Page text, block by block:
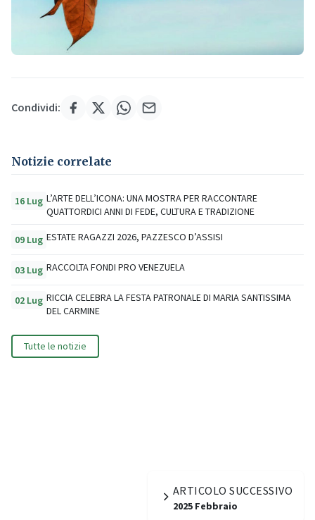
Condividi:
Notizie correlate
16 Lug L’ARTE DELL’ICONA: UNA MOSTRA PER RACCONTARE
QUATTORDICI ANNI DI FEDE, CULTURA E TRADIZIONE
09 Lug ESTATE RAGAZZI 2026, PAZZESCO D’ASSISI
03 Lug RACCOLTA FONDI PRO VENEZUELA
02 Lug RICCIA CELEBRA LA FESTA PATRONALE DI MARIA SANTISSIMA
DEL CARMINE
Tutte le notizie
ARTICOLO SUCCESSIVO
2025 Febbraio